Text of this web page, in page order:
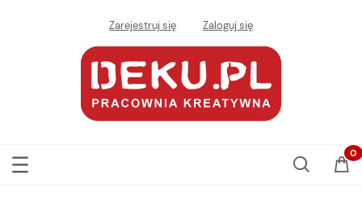
Zarejestruj się Zaloguj się